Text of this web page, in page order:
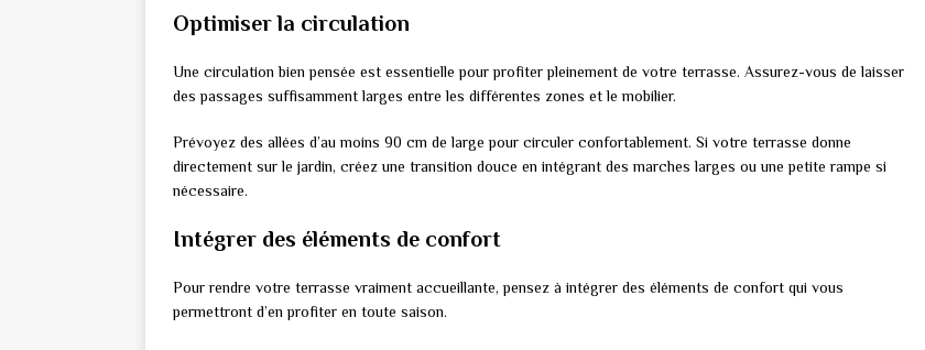
Optimiser la circulation
Une circulation bien pensée est essentielle pour profiter pleinement de votre terrasse. Assurez-vous de laisser
des passages suffisamment larges entre les différentes zones et le mobilier.
Prévoyez des allées d’au moins 90 cm de large pour circuler confortablement. Si votre terrasse donne
directement sur le jardin, créez une transition douce en intégrant des marches larges ou une petite rampe si
nécessaire.
Intégrer des éléments de confort
Pour rendre votre terrasse vraiment accueillante, pensez à intégrer des éléments de confort qui vous
permettront d’en profiter en toute saison.